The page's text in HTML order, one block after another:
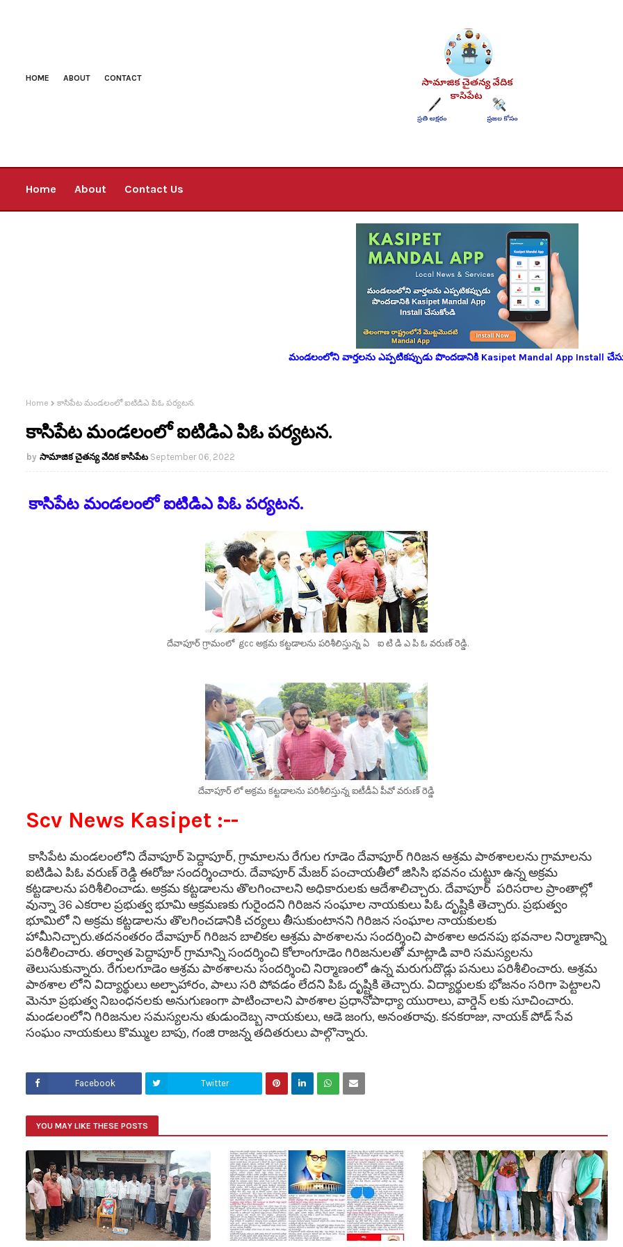
HOME ABOUT CONTACT
Home About Contact Us
మండలంలోని వార్తలను ఎప్పటికప్పుడు పొందడానికి Kasipet Mandal App Install
Home కాసిపేట మండలంలో ఐటిడిఎ పిఓ పర్యటన.
కాసిపేట మండలంలో ఐటిడిఎ పిఓ పర్యటన.
సామాజిక చైతన్య వేదిక కాసిపేట September 06, 2022
కాసిపేట మండలంలో ఐటిడిఎ పిఓ పర్యటన.
దేవాపూర్ గ్రామంలో gcc అక్రమ కట్టడాలను పరిశీలిస్తున్న ఏ ఐ టి డి ఎ పి ఓ వరుణ్ రెడ్డి.
దేవాపూర్ లో అక్రమ కట్టడాలను పరిశీలిస్తున్న ఐటీడీఏ పీవో వరుణ్ రెడ్డి
Scv News Kasipet :--
కాసిపేట మండలంలోని దేవాపూర్ పెద్దాపూర్, గ్రామాలను రేగుల గూడెం దేవాపూర్ గిరిజన ఆశ్రమ పాఠశాలలను గ్రామాలను
ఐటిడిఎ పిఓ వరుణ్ రెడ్డి ఈరోజు సందర్శించారు. దేవాపూర్ మేజర్ పంచాయతీలో జిసిసి భవనం చుట్టూ ఉన్న అక్రమ
కట్టడాలను పరిశీలించాడు. అక్రమ కట్టడాలను తొలగించాలని అధికారులకు ఆదేశాలిచ్చారు. దేవాపూర్ పరిసరాల ప్రాంతాల్లో
వున్నా 36 ఎకరాల ప్రభుత్వ భూమి ఆక్రమణకు గురైందని గిరిజన సంఘాల నాయకులు పిఓ దృష్టికి తెచ్చారు. ప్రభుత్వం
భూమిలో ని అక్రమ కట్టడాలను తొలగించడానికి చర్యలు తీసుకుంటానని గిరిజన సంఘాల నాయకులకు
హామీనిచ్చారు.తదనంతరం దేవాపూర్ గిరిజన బాలికల ఆశ్రమ పాఠశాలను సందర్శించి పాఠశాల అదనపు భవనాల నిర్మాణాన్ని
పరిశీలించారు. తర్వాత పెద్దాపూర్ గ్రామాన్ని సందర్శించి కోలాంగూడెం గిరిజనులతో మాట్లాడి వారి సమస్యలను
తెలుసుకున్నారు. రేగులగూడెం ఆశ్రమ పాఠశాలను సందర్శించి నిర్మాణంలో ఉన్న మరుగుదొడ్లు పనులు పరిశీలించారు. ఆశ్రమ
పాఠశాల లోని విద్యార్థులు అల్పాహారం, పాలు సరి పోవడం లేదని పిఓ దృష్టికి తెచ్చారు. విద్యార్థులకు భోజనం సరిగా పెట్టాలని
మెనూ ప్రభుత్వ నిబంధనలకు అనుగుణంగా పాటించాలని పాఠశాల ప్రధానోపాధ్యా యురాలు, వార్డెన్ లకు సూచించారు.
మండలంలోని గిరిజనుల సమస్యలను తుడుందెబ్బ నాయకులు, ఆడె జంగు, అనంతరావు. కనకరాజు, నాయక్ పోడ్ సేవ
సంఘం నాయకులు కొమ్ముల బాపు, గంజి రాజన్న తదితరులు పాల్గొన్నారు.
Facebook Twitter
YOU MAY LIKE THESE POSTS